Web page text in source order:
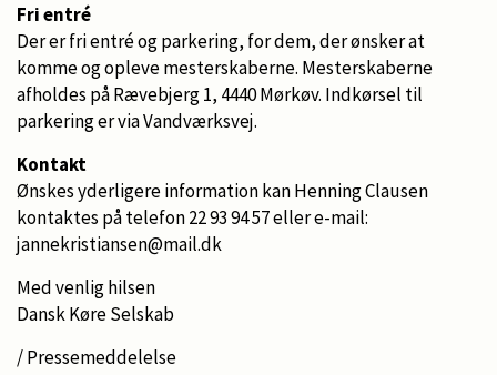
Fri entré
Der er fri entré og parkering, for dem, der ønsker at
komme og opleve mesterskaberne. Mesterskaberne
afholdes på Rævebjerg 1, 4440 Mørkøv. Indkørsel til
parkering er via Vandværksvej.
Kontakt
Ønskes yderligere information kan Henning Clausen
kontaktes på telefon 22 93 94 57 eller e-mail:
jannekristiansen@mail.dk
Med venlig hilsen
Dansk Køre Selskab
/ Pressemeddelelse